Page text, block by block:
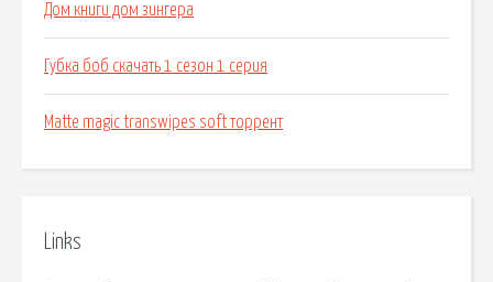
Дом книги дом зингера
Губка боб скачать 1 сезон 1 серия
Matte magic transwipes soft торрент
Links